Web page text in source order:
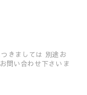
きましては 別途お
問い合わせ下さいま